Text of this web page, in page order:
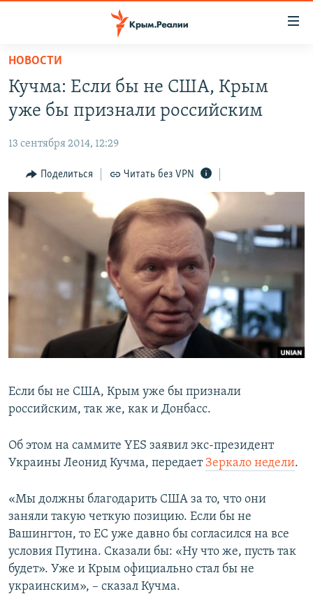
Вернуться
основному
содержанию
Вернутся
навигации
Вернутся
поиску
СПЕЦПРОЕКТЫ
КАРТА ВОЕННЫХ ОБЪЕКТОВ КРЫМА
11 ЛЕТ ОККУПАЦИИ КРЫМА. 11 ИСТОРИЙ СОПРОТИВЛЕНИЯ
ИСТОРИЯ
ЕЩЕ
ИНТЕРАКТИВ
ТЕЛЕПРОЕКТ КРЫМ.РЕАЛИИ
СОВЕТЫ ПРАВОЗАЩИТНИКОВ
ПРОПАВШИЕ БЕЗ ВЕСТИ
ПОБЕДИТЕЛЕЙ НЕ СУДЯТ?
КРЫМ.НЕПОКОРЕННЫЙ
УКРАИНСКАЯ ПРОБЛЕМА КРЫМА
РАДІО СВОБОДА
КАК ОБОЙТИ БЛОКИРОВКУ
Українською
Qırımtatar
ПРИСОЕДИНЯЙТЕСЬ!
НОВОСТИ
Кучма: Если бы не США, Крым
уже бы признали российским
13 сентября 2014, 12:29
Поделиться Читать без VPN
Если бы не США, Крым уже бы признали
российским, так же, как и Донбасс.
Об этом на саммите YES заявил экс-президент
Украины Леонид Кучма, передает Зеркало недели.
«Мы должны благодарить США за то, что они
заняли такую четкую позицию. Если бы не
Вашингтон, то ЕС уже давно бы согласился на все
условия Путина. Сказали бы: «Ну что же, пусть так
будет». Уже и Крым официально стал бы не
украинским», – сказал Кучма.